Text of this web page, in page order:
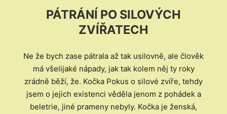
PÁTRÁNÍ PO SILOVÝCH
ZVÍŘATECH
Ne že bych zase pátrala až tak usilovně, ale člověk
má všelijaké nápady, jak tak kolem něj ty roky
zrádně běží, že. Kočka Pokus o silové zvíře, tehdy
jsem o jejich existenci věděla jenom z pohádek a
beletrie, jiné prameny nebyly. Kočka je ženská,